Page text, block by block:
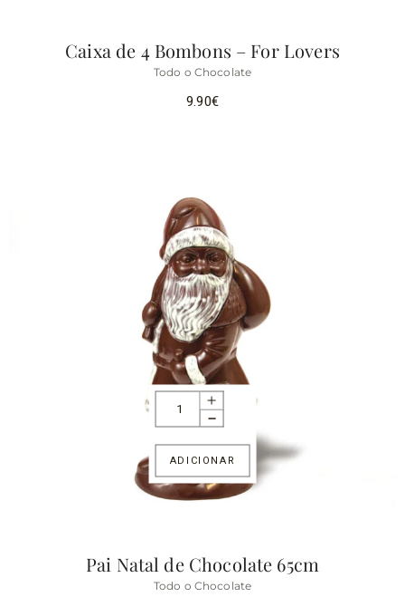
Caixa de 4 Bombons – For Lovers
Todo o Chocolate
9.90€
ADICIONAR
Pai Natal de Chocolate 65cm
Todo o Chocolate